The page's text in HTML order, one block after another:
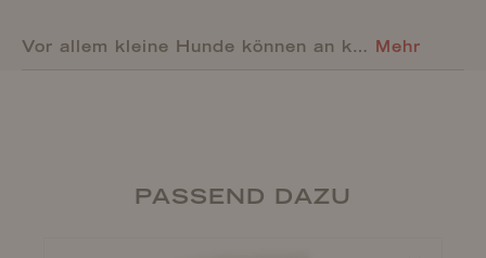
Vor allem kleine Hunde können an k… Mehr
PASSEND DAZU